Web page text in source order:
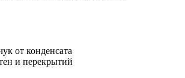
от конденсата
и перекрытий